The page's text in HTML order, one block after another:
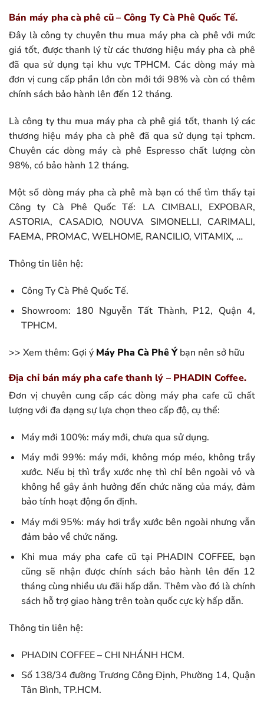
Bán máy pha cà phê cũ – Công Ty Cà Phê Quốc Tế.
Đây là công ty chuyên thu mua máy pha cà phê với mức
giá tốt, được thanh lý từ các thương hiệu máy pha cà phê
đã qua sử dụng tại khu vực TPHCM. Các dòng máy mà
đơn vị cung cấp phần lớn còn mới tới 98% và còn có thêm
chính sách bảo hành lên đến 12 tháng.
Là công ty thu mua máy pha cà phê giá tốt, thanh lý các
thương hiệu máy pha cà phê đã qua sử dụng tại tphcm.
Chuyên các dòng máy cà phê Espresso chất lượng còn
98%, có bảo hành 12 tháng.
Một số dòng máy pha cà phê mà bạn có thể tìm thấy tại
Công ty Cà Phê Quốc Tế: LA CIMBALI, EXPOBAR,
ASTORIA, CASADIO, NOUVA SIMONELLI, CARIMALI,
FAEMA, PROMAC, WELHOME, RANCILIO, VITAMIX, …
Thông tin liên hệ:
Công Ty Cà Phê Quốc Tế.
Showroom: 180 Nguyễn Tất Thành, P12, Quận 4,
TPHCM.
>> Xem thêm: Gợi ý Máy Pha Cà Phê Ýbạn nên sở hữu
Địa chỉ bán máy pha cafe thanh lý – PHADIN Coffee.
Đơn vị chuyên cung cấp các dòng máy pha cafe cũ chất
lượng với đa dạng sự lựa chọn theo cấp độ, cụ thể:
Máy mới 100%: máy mới, chưa qua sử dụng.
Máy mới 99%: máy mới, không móp méo, không trầy
xước. Nếu bị thì trầy xước nhẹ thì chỉ bên ngoài vỏ và
không hề gây ảnh hưởng đến chức năng của máy, đảm
bảo tính hoạt động ổn định.
Máy mới 95%: máy hơi trầy xước bên ngoài nhưng vẫn
đảm bảo về chức năng.
Khi mua máy pha cafe cũ tại PHADIN COFFEE, bạn
cũng sẽ nhận được chính sách bảo hành lên đến 12
tháng cùng nhiều ưu đãi hấp dẫn. Thêm vào đó là chính
sách hỗ trợ giao hàng trên toàn quốc cực kỳ hấp dẫn.
Thông tin liên hệ:
PHADIN COFFEE – CHI NHÁNH HCM.
Số 138/34 đường Trương Công Định, Phường 14, Quận
Tân Bình, TP.HCM.